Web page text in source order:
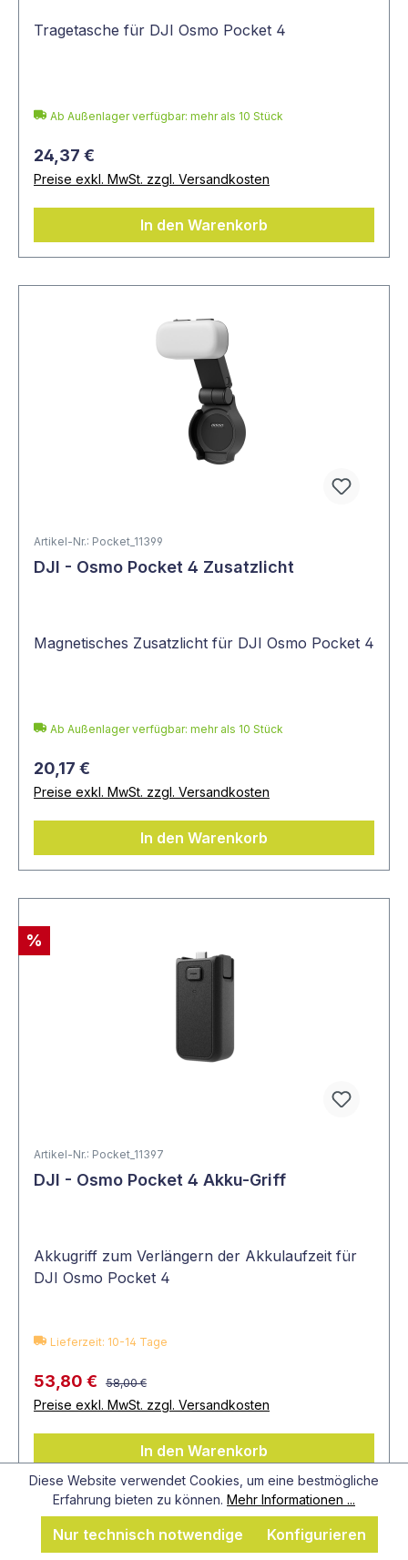
Tragetasche für DJI Osmo Pocket 4
Ab Außenlager verfügbar: mehr als 10 Stück
24,37 €
Preise exkl. MwSt. zzgl. Versandkosten
In den Warenkorb
Artikel-Nr.: Pocket_11399
DJI - Osmo Pocket 4 Zusatzlicht
Magnetisches Zusatzlicht für DJI Osmo Pocket 4
Ab Außenlager verfügbar: mehr als 10 Stück
20,17 €
Preise exkl. MwSt. zzgl. Versandkosten
In den Warenkorb
%
Artikel-Nr.: Pocket_11397
DJI - Osmo Pocket 4 Akku-Griff
Akkugriff zum Verlängern der Akkulaufzeit für
DJI Osmo Pocket 4
Lieferzeit: 10-14 Tage
53,80 € 58,00 €
Preise exkl. MwSt. zzgl. Versandkosten
In den Warenkorb
Diese Website verwendet Cookies, um eine bestmögliche
Erfahrung bieten zu können. Mehr Informationen ...
Nur technisch notwendige Konfigurieren